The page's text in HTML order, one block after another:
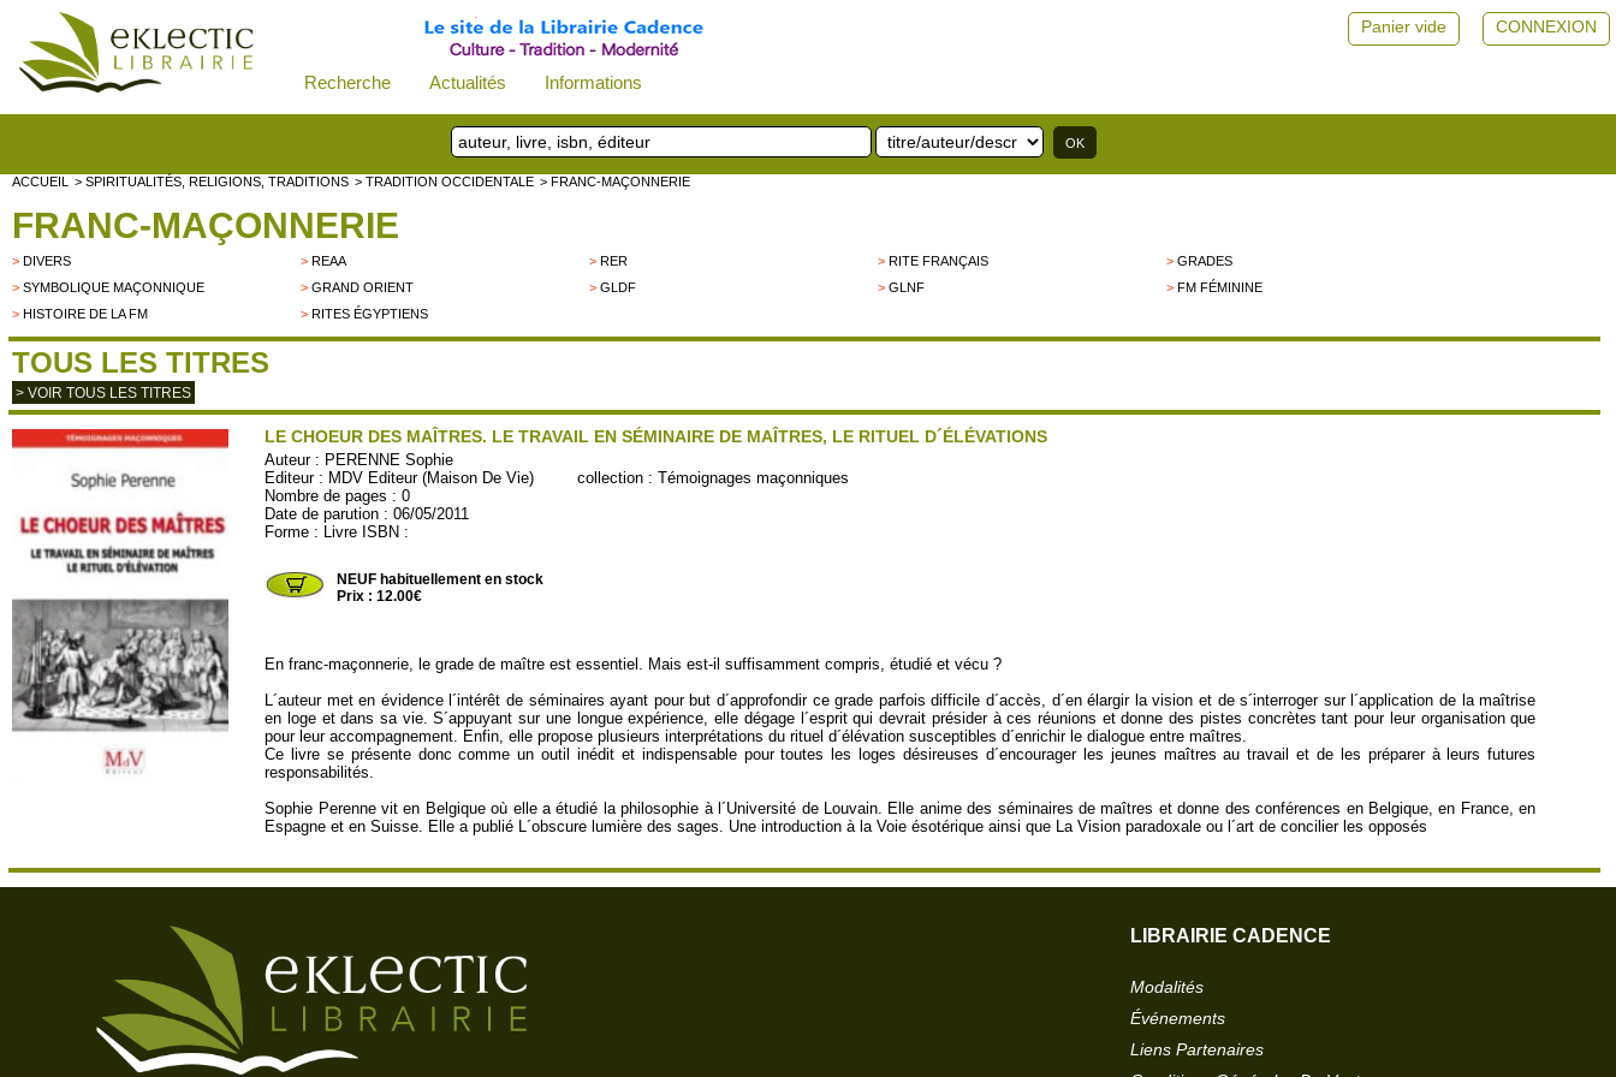
Recherche Actualités Informations
CONNEXION
Panier vide
ACCUEIL > SPIRITUALITÉS, RELIGIONS, TRADITIONS > TRADITION OCCIDENTALE > FRANC-MAÇONNERIE
FRANC-MAÇONNERIE
> DIVERS >REAA >RER >RITE FRANÇAIS >GRADES
> SYMBOLIQUE MAÇONNIQUE >GRAND ORIENT >GLDF >GLNF >FM FÉMININE
> HISTOIRE DE LA FM >RITES ÉGYPTIENS
TOUS LES TITRES
> VOIR TOUS LES TITRES
LE CHOEUR DES MAÎTRES. LE TRAVAIL EN SÉMINAIRE DE MAÎTRES, LE RITUEL D´ÉLÉVATIONS
Auteur : PERENNE Sophie
Editeur : MDV Editeur (Maison De Vie) collection :Témoignages maçonniques
Nombre de pages : 0
Date de parution : 06/05/2011
Forme : Livre ISBN :
NEUF habituellement en stock
Prix : 12.00€
En franc-maçonnerie, le grade de maître est essentiel. Mais est-il suffisamment compris, étudié et vécu ?
L´auteur met en évidence l´intérêt de séminaires ayant pour but d´approfondir ce grade parfois difficile d´accès, d´en élargir la vision et de s´interroger sur l´application de la maîtrise
en loge et dans sa vie. S´appuyant sur une longue expérience, elle dégage l´esprit qui devrait présider à ces réunions et donne des pistes concrètes tant pour leur organisation que
pour leur accompagnement. Enfin, elle propose plusieurs interprétations du rituel d´élévation susceptibles d´enrichir le dialogue entre maîtres.
Ce livre se présente donc comme un outil inédit et indispensable pour toutes les loges désireuses d´encourager les jeunes maîtres au travail et de les préparer à leurs futures
responsabilités.
Sophie Perenne vit en Belgique où elle a étudié la philosophie à l´Université de Louvain. Elle anime des séminaires de maîtres et donne des conférences en Belgique, en France, en
Espagne et en Suisse. Elle a publié L´obscure lumière des sages. Une introduction à la Voie ésotérique ainsi que La Vision paradoxale ou l´art de concilier les opposés
LIBRAIRIE CADENCE
Modalités
Événements
Liens Partenaires